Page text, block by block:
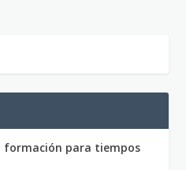
formación para tiempos